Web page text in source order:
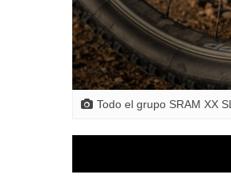
Todo el grupo SRAM XX